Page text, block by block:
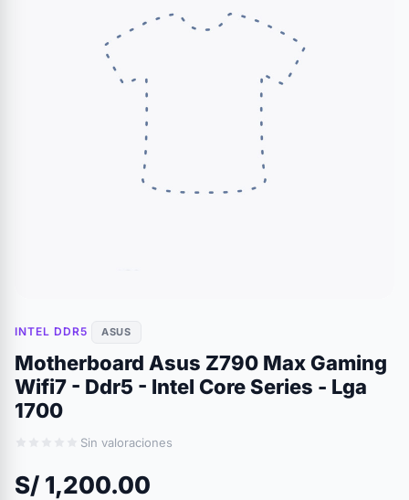
INTEL DDR5 ASUS
Motherboard Asus Z790 Max Gaming
Wifi7 - Ddr5 - Intel Core Series - Lga
1700
Sin valoraciones
S/ 1,200.00